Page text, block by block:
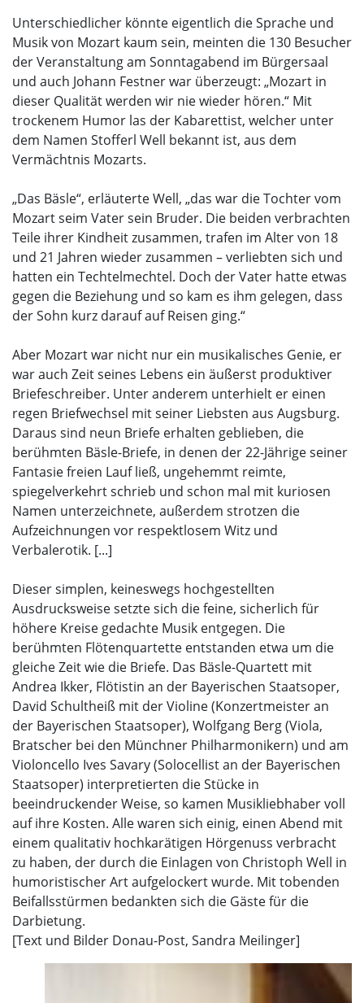
Unterschiedlicher könnte eigentlich die Sprache und
Musik von Mozart kaum sein, meinten die 130 Besucher
der Veranstaltung am Sonntagabend im Bürgersaal
und auch Johann Festner war überzeugt: „Mozart in
dieser Qualität werden wir nie wieder hören.“ Mit
trockenem Humor las der Kabarettist, welcher unter
dem Namen Stofferl Well bekannt ist, aus dem
Vermächtnis Mozarts.
„Das Bäsle“, erläuterte Well, „das war die Tochter vom
Mozart seim Vater sein Bruder. Die beiden verbrachten
Teile ihrer Kindheit zusammen, trafen im Alter von 18
und 21 Jahren wieder zusammen – verliebten sich und
hatten ein Techtelmechtel. Doch der Vater hatte etwas
gegen die Beziehung und so kam es ihm gelegen, dass
der Sohn kurz darauf auf Reisen ging.“
Aber Mozart war nicht nur ein musikalisches Genie, er
war auch Zeit seines Lebens ein äußerst produktiver
Briefeschreiber. Unter anderem unterhielt er einen
regen Briefwechsel mit seiner Liebsten aus Augsburg.
Daraus sind neun Briefe erhalten geblieben, die
berühmten Bäsle-Briefe, in denen der 22-Jährige seiner
Fantasie freien Lauf ließ, ungehemmt reimte,
spiegelverkehrt schrieb und schon mal mit kuriosen
Namen unterzeichnete, außerdem strotzen die
Aufzeichnungen vor respektlosem Witz und
Verbalerotik. [...]
Dieser simplen, keineswegs hochgestellten
Ausdrucksweise setzte sich die feine, sicherlich für
höhere Kreise gedachte Musik entgegen. Die
berühmten Flötenquartette entstanden etwa um die
gleiche Zeit wie die Briefe. Das Bäsle-Quartett mit
Andrea Ikker, Flötistin an der Bayerischen Staatsoper,
David Schultheiß mit der Violine (Konzertmeister an
der Bayerischen Staatsoper), Wolfgang Berg (Viola,
Bratscher bei den Münchner Philharmonikern) und am
Violoncello Ives Savary (Solocellist an der Bayerischen
Staatsoper) interpretierten die Stücke in
beeindruckender Weise, so kamen Musikliebhaber voll
auf ihre Kosten. Alle waren sich einig, einen Abend mit
einem qualitativ hochkarätigen Hörgenuss verbracht
zu haben, der durch die Einlagen von Christoph Well in
humoristischer Art aufgelockert wurde. Mit tobenden
Beifallsstürmen bedankten sich die Gäste für die
Darbietung.
[Text und Bilder Donau-Post, Sandra Meilinger]